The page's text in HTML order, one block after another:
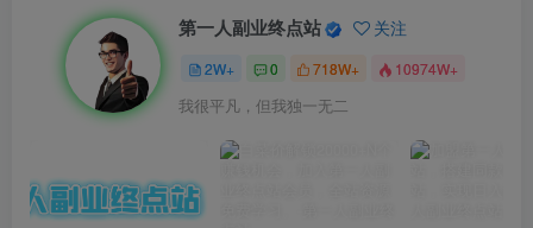
第一人副业终点站 关注
2W+ 0 718W+ 10974W+
我很平凡，但我独一无二